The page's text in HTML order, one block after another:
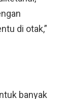
di otak,”
banyak